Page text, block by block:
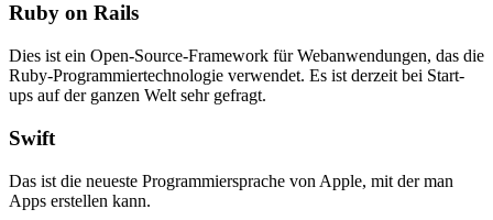
Ruby on Rails
Dies ist ein Open-Source-Framework für Webanwendungen, das die
Ruby-Programmiertechnologie verwendet. Es ist derzeit bei Start-
ups auf der ganzen Welt sehr gefragt.
Swift
Das ist die neueste Programmiersprache von Apple, mit der man
Apps erstellen kann.